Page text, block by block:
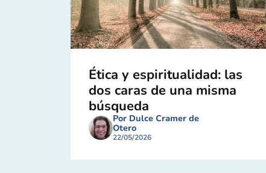
Ética y espiritualidad: las
dos caras de una misma
búsqueda
Por Dulce Cramer de
Otero
22/05/2026